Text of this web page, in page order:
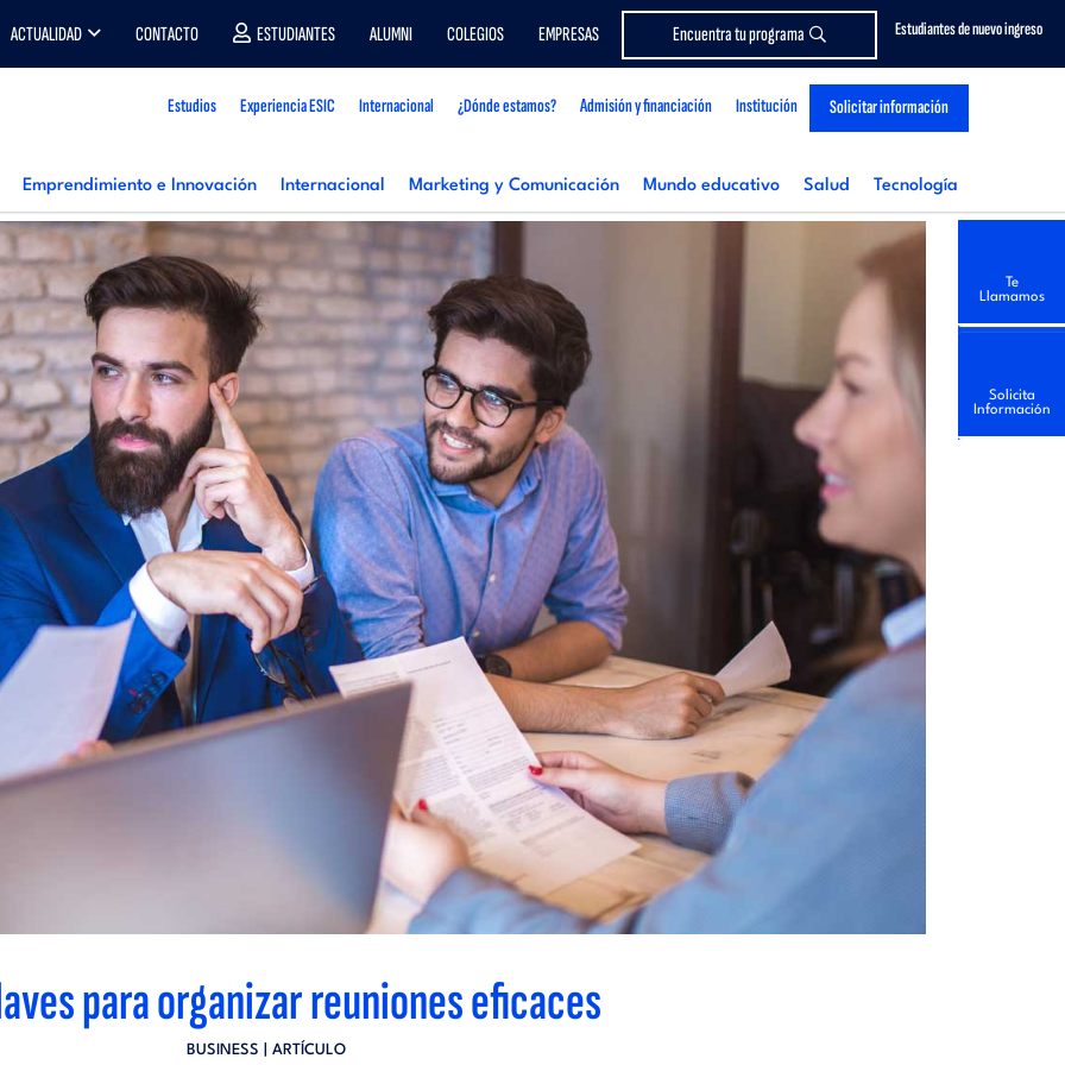
Estudiantes de nuevo ingreso
ACTUALIDAD CONTACTO ESTUDIANTES ALUMNI COLEGIOS EMPRESAS Encuentra tu programa
Estudios Experiencia ESIC Internacional ¿Dónde estamos? Admisión y financiación Institución Solicitar información
Emprendimiento e Innovación Internacional Marketing y Comunicación Mundo educativo Salud Tecnología
para organizar reuniones eficaces
BUSINESS | ARTÍCULO
Te
Llamamos
Solicita
Información